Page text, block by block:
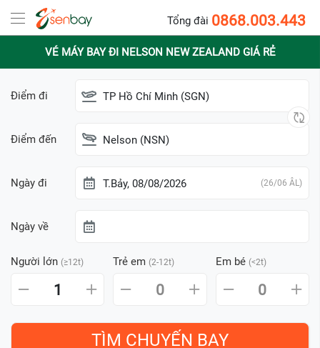
Tổng đài 0868.003.443
VÉ MÁY BAY ĐI NELSON NEW ZEALAND GIÁ RẺ
Điểm đi TP Hồ Chí Minh (SGN)
Điểm đến Nelson (NSN)
Ngày đi T.Bảy, 08/08/2026 (26/06 ÂL)
Ngày về
Người lớn (≥12t) Trẻ em (2-12t) Em bé (<2t)
1 0 0